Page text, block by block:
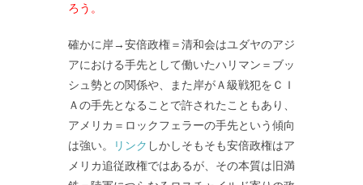
ろう。
確かに岸→安倍政権＝清和会はユダヤのアジ
アにおける手先として働いたハリマン＝ブッ
シュ勢との関係や、また岸がＡ級戦犯をＣＩ
Ａの手先となることで許されたこともあり、
アメリカ＝ロックフェラーの手先という傾向
は強い。
リンク しかしそもそも安倍政権はア
メリカ追従政権ではあるが、その本質は旧満